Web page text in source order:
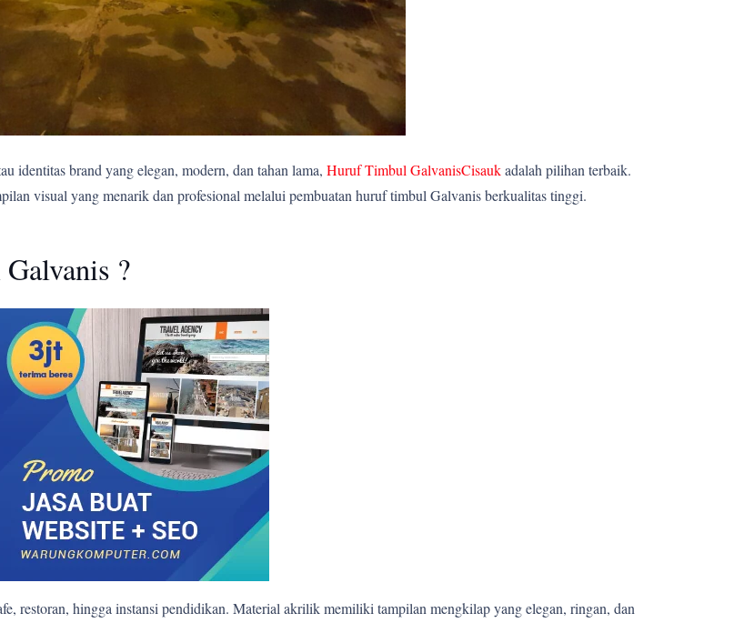
identitas brand yang elegan, modern, dan tahan lama, Huruf Timbul GalvanisCisaukadalah pilihan terbaik.
visual yang menarik dan profesional melalui pembuatan huruf timbul Galvanis berkualitas tinggi.
?
restoran, hingga instansi pendidikan. Material akrilik memiliki tampilan mengkilap yang elegan, ringan, dan